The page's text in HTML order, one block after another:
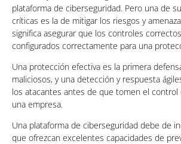
plataforma de ciberseguridad. Pero una de
críticas es la de mitigar los riesgos y
significa asegurar que los controles
configurados correctamente para una
Una protección efectiva es la primera
maliciosos, y una detección y respuesta
los atacantes antes de que tomen el control
una empresa.
Una plataforma de ciberseguridad debe de
que ofrezcan excelentes capacidades de